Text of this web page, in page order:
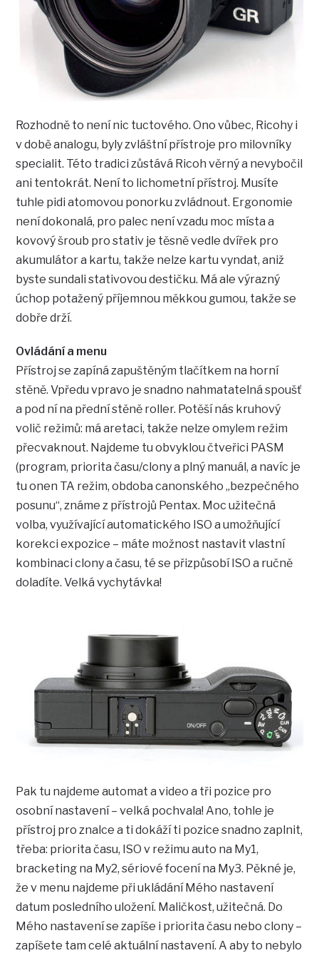
Rozhodně to není nic tuctového. Ono vůbec, Ricohy i
v době analogu, byly zvláštní přístroje pro milovníky
specialit. Této tradici zůstává Ricoh věrný a nevybočil
ani tentokrát. Není to lichometní přístroj. Musíte
tuhle pidi atomovou ponorku zvládnout. Ergonomie
není dokonalá, pro palec není vzadu moc místa a
kovový šroub pro stativ je těsně vedle dvířek pro
akumulátor a kartu, takže nelze kartu vyndat, aniž
byste sundali stativovou destičku. Má ale výrazný
úchop potažený příjemnou měkkou gumou, takže se
dobře drží.
Ovládání a menu
Přístroj se zapíná zapuštěným tlačítkem na horní
stěně. Vpředu vpravo je snadno nahmatatelná spoušť
a pod ní na přední stěně roller. Potěší nás kruhový
volič režimů: má aretaci, takže nelze omylem režim
přecvaknout. Najdeme tu obvyklou čtveřici PASM
(program, priorita času/clony a plný manuál, a navíc je
tu onen TA režim, obdoba canonského „bezpečného
posunu“, známe z přístrojů Pentax. Moc užitečná
volba, využívající automatického ISO a umožňující
korekci expozice – máte možnost nastavit vlastní
kombinaci clony a času, té se přizpůsobí ISO a ručně
doladíte. Velká vychytávka!
Pak tu najdeme automat a video a tři pozice pro
osobní nastavení – velká pochvala! Ano, tohle je
přístroj pro znalce a ti dokáží ti pozice snadno zaplnit,
třeba: priorita času, ISO v režimu auto na My1,
bracketing na My2, sériové focení na My3. Pěkné je,
že v menu najdeme při ukládání Mého nastavení
datum posledního uložení. Maličkost, užitečná. Do
Mého nastavení se zapíše i priorita času nebo clony –
zapíšete tam celé aktuální nastavení. A aby to nebylo